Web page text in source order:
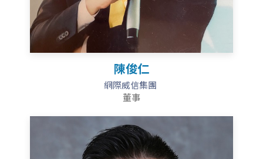
陳俊仁
網際威信集團
董事